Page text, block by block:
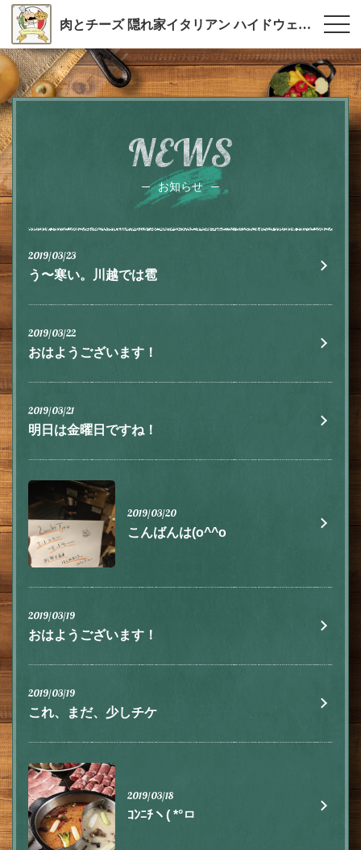
肉とチーズ 隠れ家イタリアン ハイドウェイダイニング555（ファイブ）川越
NEWS
お知らせ
2019/03/23
う〜寒い。川越では雹
2019/03/22
おはようございます！
2019/03/21
明日は金曜日ですね！
2019/03/20
こんばんは(o^^o
2019/03/19
おはようございます！
2019/03/19
これ、まだ、少しチケ
2019/03/18
ｺﾝﾆﾁヽ( *°ㅁ
この店舗情報をシェアする